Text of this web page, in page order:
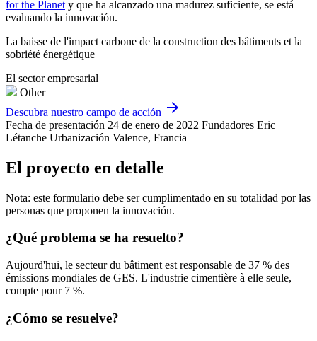
for the Planet y que ha alcanzado una madurez suficiente, se está
evaluando la innovación.
La baisse de l'impact carbone de la construction des bâtiments et la
sobriété énergétique
El sector empresarial
Other
Descubra nuestro campo de acción arrow_forward
Fecha de presentación 24 de enero de 2022 Fundadores Eric
Létanche Urbanización Valence, Francia
El proyecto en detalle
Nota: este formulario debe ser cumplimentado en su totalidad por las
personas que proponen la innovación.
¿Qué problema se ha resuelto?
Aujourd'hui, le secteur du bâtiment est responsable de 37 % des
émissions mondiales de GES. L'industrie cimentière à elle seule,
compte pour 7 %.
¿Cómo se resuelve?